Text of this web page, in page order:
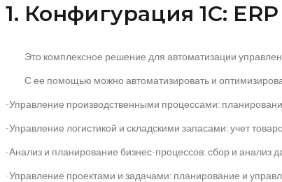
1. Конфигурация 1С:
Это комплексное решение для автоматизации
С ее помощью можно автоматизировать и
-Управление производственными процессами:
-Управление логистикой и складскими запасами: учет
-Анализ и планирование бизнес-процессов: сбор и анализ
-Управление проектами и задачами: планирование и